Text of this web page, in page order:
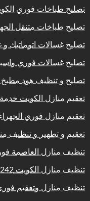
تصليح طباخات فوري
تصليح طباخات متنقل
تصليح غسالات اتوماتيك
تصليح غسالات فوري
تصليح و تنظيف هود
تعقيم منازل الكويت خدمة
تعقيم منازل فوري
تعقيم و تطهير و تنظيف
تنظيف منازل العاصمة
تنظيف منازل الكويت 55549242
تنظيف منازل وتعقيم